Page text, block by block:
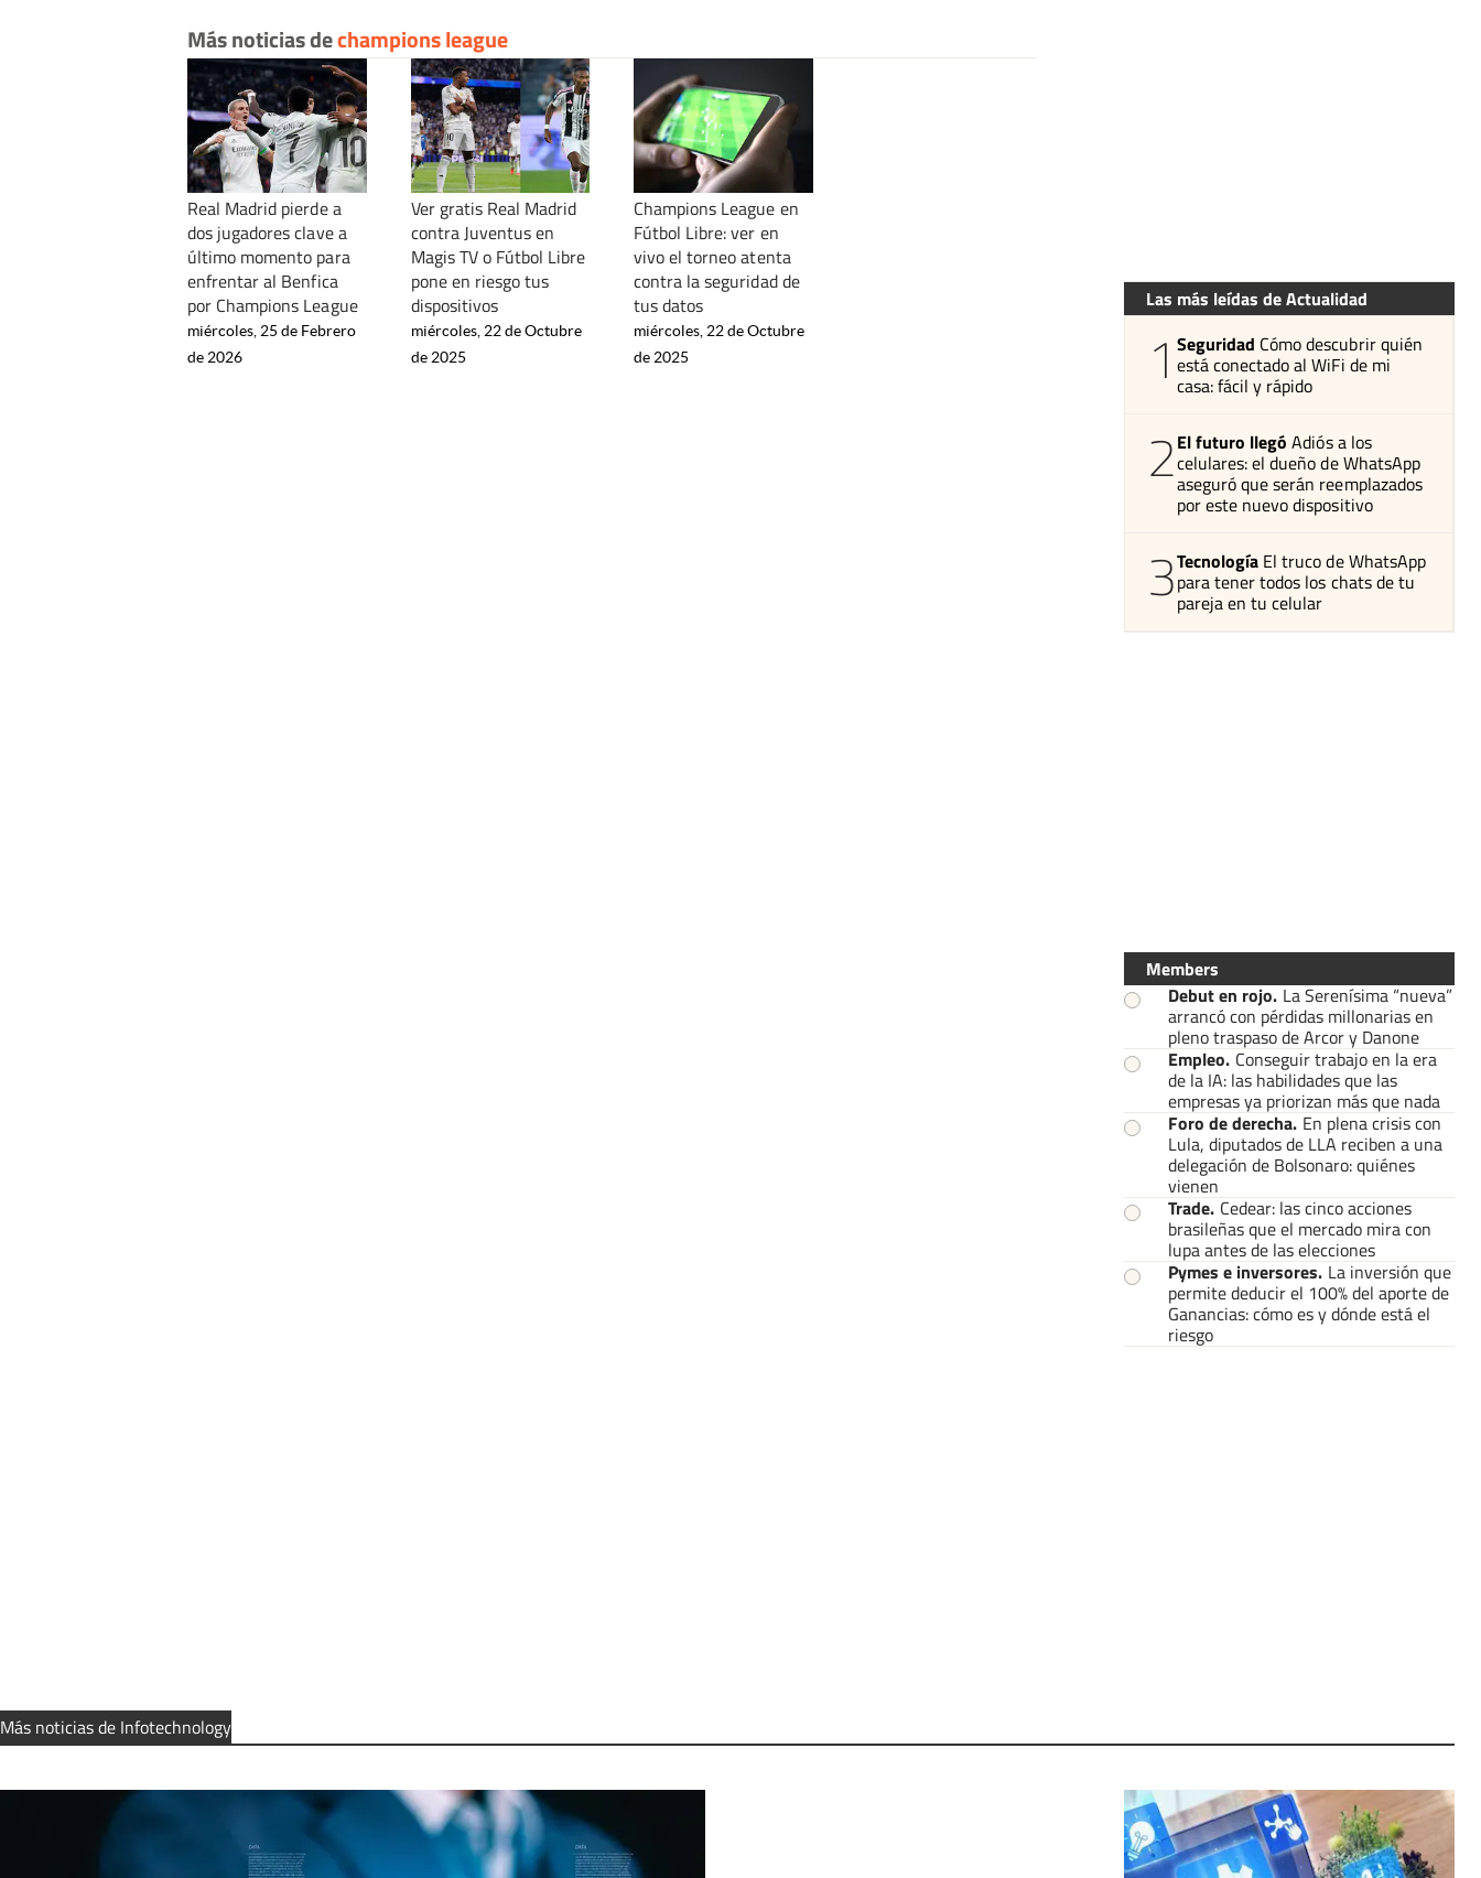
Más noticias dechampions league
Real Madrid pierde a
dos jugadores clave a
último momento para
enfrentar al Benfica
por Champions League
miércoles, 25 de Febrero
de 2026
Ver gratis Real Madrid
contra Juventus en
Magis TV o Fútbol Libre
pone en riesgo tus
dispositivos
miércoles, 22 de Octubre
de 2025
Champions League en
Fútbol Libre: ver en
vivo el torneo atenta
contra la seguridad de
tus datos
miércoles, 22 de Octubre
de 2025
Las más leídas de Actualidad
1 Seguridad Cómo descubrir quién
está conectado al WiFi de mi
casa: fácil y rápido
2El futuro llegó Adiós a los
celulares: el dueño de WhatsApp
aseguró que serán reemplazados
por este nuevo dispositivo
3Tecnología El truco de WhatsApp
para tener todos los chats de tu
pareja en tu celular
Members
Debut en rojo. La Serenísima “nueva”
arrancó con pérdidas millonarias en
pleno traspaso de Arcor y Danone
Empleo. Conseguir trabajo en la era
de la IA: las habilidades que las
empresas ya priorizan más que nada
Foro de derecha. En plena crisis con
Lula, diputados de LLA reciben a una
delegación de Bolsonaro: quiénes
vienen
Trade. Cedear: las cinco acciones
brasileñas que el mercado mira con
lupa antes de las elecciones
Pymes e inversores. La inversión que
permite deducir el 100% del aporte de
Ganancias: cómo es y dónde está el
riesgo
Más noticias de Infotechnology